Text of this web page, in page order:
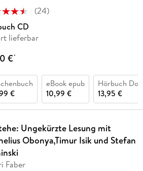
(24)
CD
lieferbar
€*
€
eBook epub
10,99 €
Hörbuch
13,95 €
Ungekürzte Lesung mit
Obonya,Timur Isik und Stefan
Faber